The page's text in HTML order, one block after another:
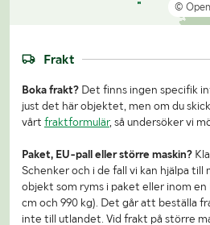
©
Frakt
Boka frakt? Det finns ingen specifik
just det här objektet, men om du
vårt fraktformulär, så undersöker vi
Paket, EU-pall eller större maskin?
Schenker och i de fall vi kan hjälpa
objekt som ryms i paket eller inom
cm och 990 kg). Det går att beställa
inte till utlandet. Vid frakt på större